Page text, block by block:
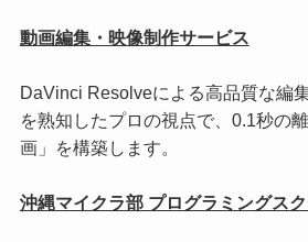
動画編集・映像制作サービス
DaVinci Resolveによる高品質な編
を熟知したプロの視点で、0.1秒の
画」を構築します。
沖縄マイクラ部 プログラミングス